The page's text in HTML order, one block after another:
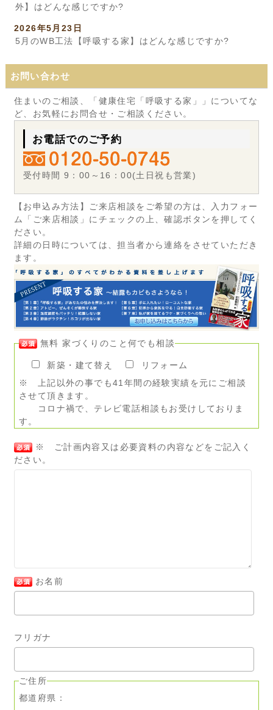
外】はどんな感じですか?
2026年5月23日
5月のWB工法【呼吸する家】はどんな感じですか?
お問い合わせ
住まいのご相談、「健康住宅「呼吸する家」」についてな
ど、お気軽にお問合せ・ご相談ください。
お電話でのご予約
受付時間 9：00～16：00(土日祝も営業)
【お申込み方法】ご来店相談をご希望の方は、入力フォー
ム「ご来店相談」にチェックの上、確認ボタンを押してく
ださい。
詳細の日時については、担当者から連絡をさせていただき
ます。
無料 家づくりのこと何でも相談
新築・建て替え
リフォーム
※ 上記以外の事でも41年間の経験実績を元にご相談
させて頂きます。
コロナ禍で、テレビ電話相談もお受けしておりま
す。
※ ご計画内容又は必要資料の内容などをご記入く
ださい。
お名前
フリガナ
ご住所
都道府県：